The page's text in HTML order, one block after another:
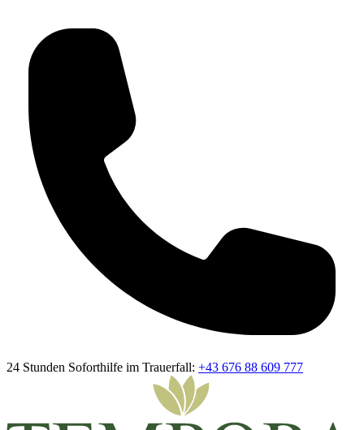
24 Stunden Soforthilfe im Trauerfall: +43 676 88 609 777